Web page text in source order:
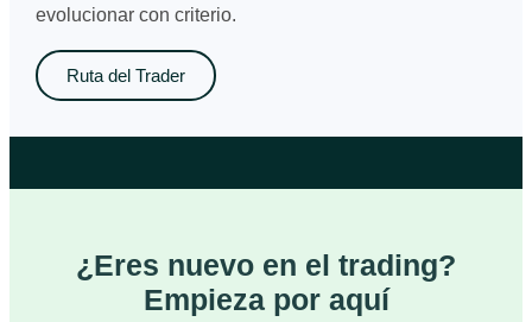
evolucionar con criterio.
Ruta del Trader
¿Eres nuevo en el trading?
Empieza por aquí